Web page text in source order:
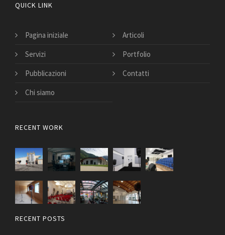
QUICK LINK
Pagina iniziale
Articoli
Servizi
Portfolio
Pubblicazioni
Contatti
Chi siamo
RECENT WORK
RECENT POSTS